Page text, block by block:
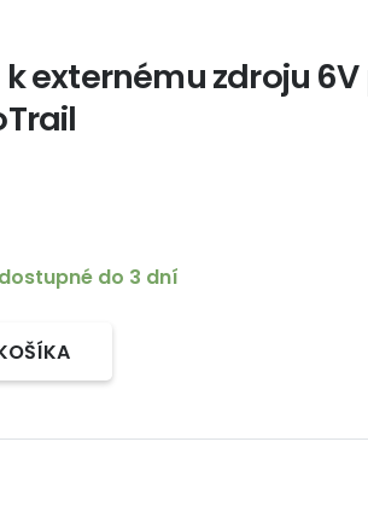
externému zdroju 6V
do 3 dní